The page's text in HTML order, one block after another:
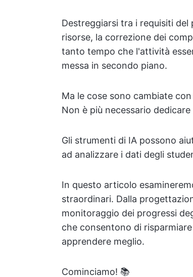
Destreggiarsi tra i requisiti
risorse, la correzione dei
tanto tempo che l'attività
messa in secondo piano.
Ma le cose sono cambiate
Non è più necessario
Gli strumenti di IA possono
ad analizzare i dati degli
In questo articolo
straordinari. Dalla
monitoraggio dei progressi
che consentono di
apprendere meglio.
Cominciamo! 📚